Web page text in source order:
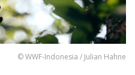
© WWF-Indonesia / Julian Hahne